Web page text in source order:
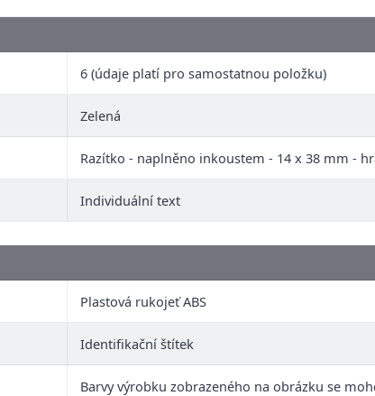
6 (údaje platí pro samostatnou položku)
Zelená
Razítko - naplněno inkoustem - 14 x 38 mm -
Individuální text
Plastová rukojeť ABS
Identifikační štítek
Barvy výrobku zobrazeného na obrázku se